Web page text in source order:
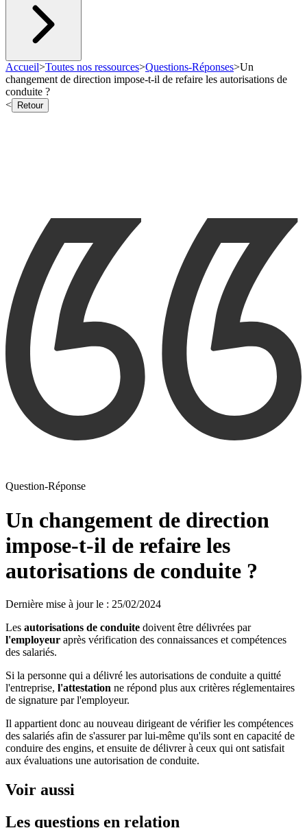
Accueil>Toutes nos ressources>Questions-Réponses>Un
changement de direction impose-t-il de refaire les autorisations de
conduite ?
<
Retour
Question-Réponse
Un changement de direction
impose-t-il de refaire les
autorisations de conduite ?
Dernière mise à jour le : 25/02/2024
Les autorisations de conduite doivent être délivrées par
l'employeur après vérification des connaissances et compétences
des salariés.
Si la personne qui a délivré les autorisations de conduite a quitté
l'entreprise, l'attestation ne répond plus aux critères réglementaires
de signature par l'employeur.
Il appartient donc au nouveau dirigeant de vérifier les compétences
des salariés afin de s'assurer par lui-même qu'ils sont en capacité de
conduire des engins, et ensuite de délivrer à ceux qui ont satisfait
aux évaluations une autorisation de conduite.
Voir aussi
Les questions en relation